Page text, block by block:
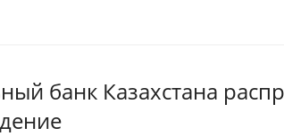
банк Казахстана